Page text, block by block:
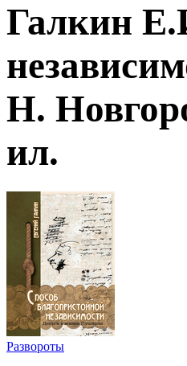
Галкин
Н.
ил.
Развороты